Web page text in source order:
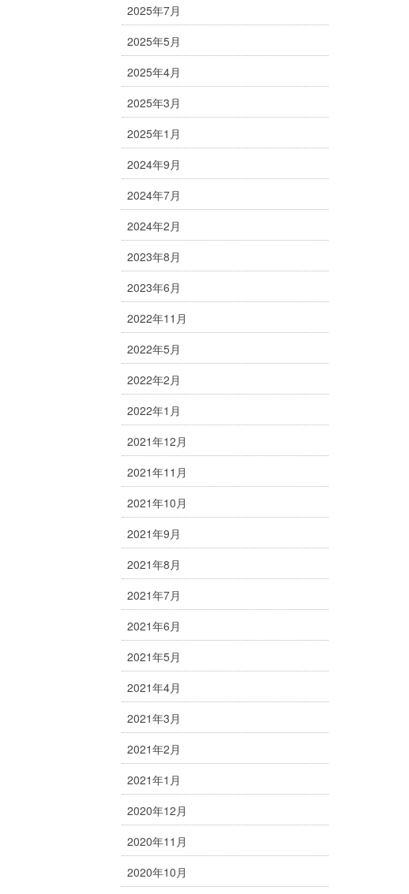
2025年7月
2025年5月
2025年4月
2025年3月
2025年1月
2024年9月
2024年7月
2024年2月
2023年8月
2023年6月
2022年11月
2022年5月
2022年2月
2022年1月
2021年12月
2021年11月
2021年10月
2021年9月
2021年8月
2021年7月
2021年6月
2021年5月
2021年4月
2021年3月
2021年2月
2021年1月
2020年12月
2020年11月
2020年10月